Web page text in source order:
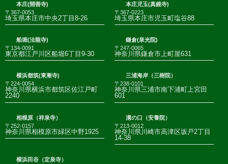
本庄(開善寺)
〒367-0053
埼玉県本庄市中央2丁目8-26
本庄児玉(真鏡寺)
〒367-0223
埼玉県本庄市児玉町塩谷88
船堀(法龍寺)
〒134-0091
東京都江戸川区船堀6丁目9-30
鎌倉(泉光院)
〒247-0065
神奈川県鎌倉市上町屋631
横浜都筑(東漸寺)
〒224-0054
神奈川県横浜市都筑区佐江戸町
2240
三浦海岸（三樹院）
〒238-0101
神奈川県三浦市南下浦町上宮田
601
相模原（祥泉寺）
〒252-0157
神奈川県相模原市緑区中野1925
溝の口（安養院）
〒213-0012
神奈川県川崎市高津区坂戸2丁目
14-38
横浜田谷（定泉寺）